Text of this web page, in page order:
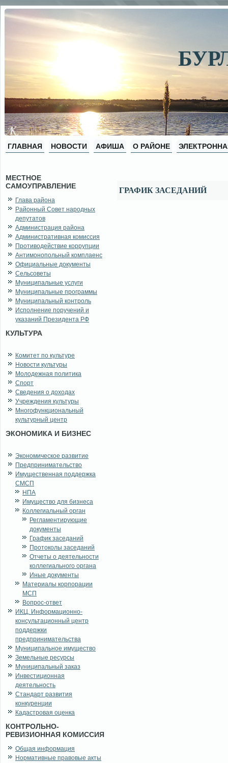
ГЛАВНАЯ НОВОСТИ АФИША О РАЙОНЕ
МЕСТНОЕ
САМОУПРАВЛЕНИЕ
Глава района
Районный Совет народных
депутатов
Администрация района
Административная комиссия
Противодействие коррупции
Антимонопольный комплаенс
Официальные документы
Сельсоветы
Муниципальные услуги
Муниципальные программы
Муниципальный контроль
Исполнение поручений и
указаний Президента РФ
КУЛЬТУРА
Комитет по культуре
Новости культуры
Молодежная политика
Спорт
Сведения о доходах
Учреждения культуры
Многофункциональный
культурный центр
ЭКОНОМИКА И БИЗНЕС
Экономическое развитие
Предпринимательство
Имущественная поддержка
СМСП
НПА
Имущество для бизнеса
Коллегиальный орган
Регламентирующие
документы
График заседаний
Протоколы заседаний
Отчеты о деятельности
коллегиального органа
Иные документы
Материалы корпорации
МСП
Вопрос-ответ
ИКЦ. Информационно-
консультационный центр
поддержки
предпринимательства
Муниципальное имущество
Земельные ресурсы
Муниципальный заказ
Инвестиционная
деятельность
Стандарт развития
конкуренции
Кадастровая оценка
КОНТРОЛЬНО-
РЕВИЗИОННАЯ КОМИССИЯ
Общая информация
Нормативные правовые акты
ГРАФИК ЗАСЕДАНИЙ